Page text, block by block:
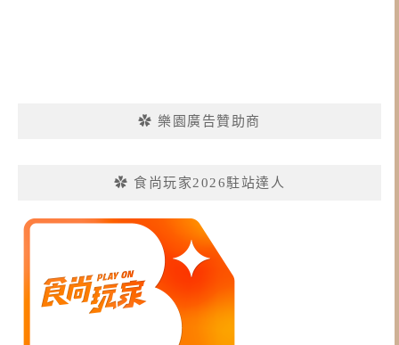
✿ 樂園廣告贊助商
✿ 食尚玩家2026駐站達人